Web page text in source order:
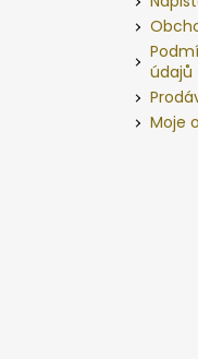
údajů
Moje